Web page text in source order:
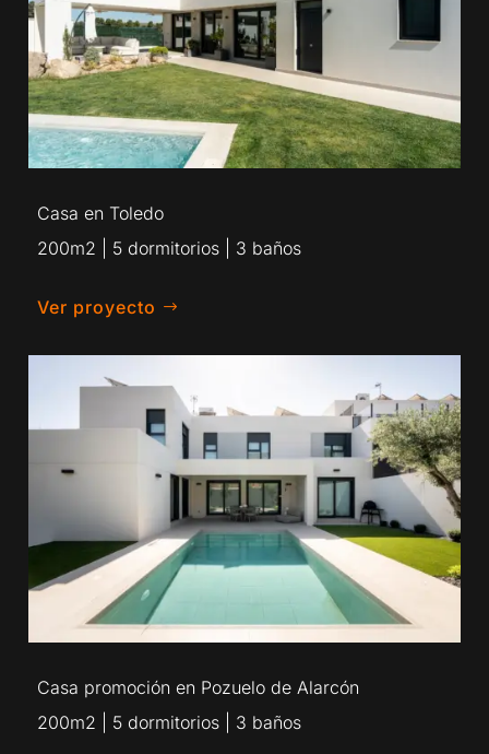
Casa en Toledo
200m2 | 5 dormitorios | 3 baños
Ver proyecto
Casa promoción en Pozuelo de Alarcón
200m2 | 5 dormitorios | 3 baños